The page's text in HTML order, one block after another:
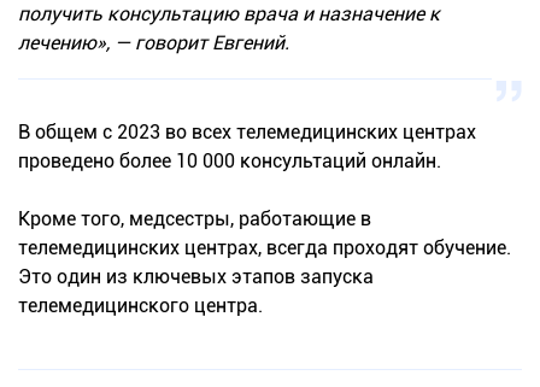
получить консультацию врача и назначение к
лечению», — говорит Евгений.
В общем с 2023 во всех телемедицинских центрах
проведено более 10 000 консультаций онлайн.
Кроме того, медсестры, работающие в
телемедицинских центрах, всегда проходят обучение.
Это один из ключевых этапов запуска
телемедицинского центра.